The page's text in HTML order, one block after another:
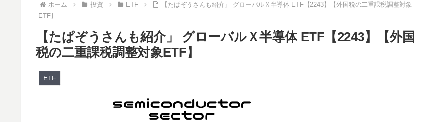
ホーム 投資 ETF
【たぱぞうさんも紹介」 グローバルＸ半導体 ETF【2243】【外国税の二重課税調整対象
ETF】
【たぱぞうさんも紹介」 グローバルＸ半導体 ETF【2243】【外国
税の二重課税調整対象ETF】
ETF